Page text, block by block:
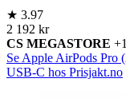
★ 3.97
2 192 kr
CS MEGASTORE
Se Apple AirPods Pro
USB-C hos Prisjakt.no